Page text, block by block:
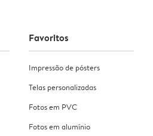
Favoritos
Impressão de pósters
Telas personalizadas
Fotos em PVC
Fotos em alumínio